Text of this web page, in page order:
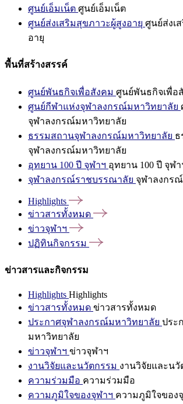
ศูนย์เอ็มเน็ต ศูนย์เอ็มเน็ต
ศูนย์ส่งเสริมสุขภาวะผู้สูงอายุ ศูนย์ส่งเ
อายุ
พื้นที่สร้างสรรค์
ศูนย์พันธกิจเพื่อสังคม ศูนย์พันธกิจเพื่อ
ศูนย์กีฬาแห่งจุฬาลงกรณ์มหาวิทยาลัย
จุฬาลงกรณ์มหาวิทยาลัย
ธรรมสถานจุฬาลงกรณ์มหาวิทยาลัย ธ
จุฬาลงกรณ์มหาวิทยาลัย
อุทยาน 100 ปี จุฬาฯ อุทยาน 100 ปี จุฬา
จุฬาลงกรณ์ราชบรรณาลัย จุฬาลงกร
Highlights
ข่าวสารทั้งหมด
ข่าวจุฬาฯ
ปฏิทินกิจกรรม
ข่าวสารและกิจกรรม
Highlights Highlights
ข่าวสารทั้งหมด ข่าวสารทั้งหมด
ประกาศจุฬาลงกรณ์มหาวิทยาลัย ประ
มหาวิทยาลัย
ข่าวจุฬาฯ ข่าวจุฬาฯ
งานวิจัยและนวัตกรรม งานวิจัยและนวั
ความร่วมมือ ความร่วมมือ
ความภูมิใจของจุฬาฯ ความภูมิใจของ